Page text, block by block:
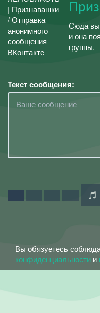
Сюда вы
и она
группы.
Текст сообщения:
Вы обязуетесь
конфиденциальности и